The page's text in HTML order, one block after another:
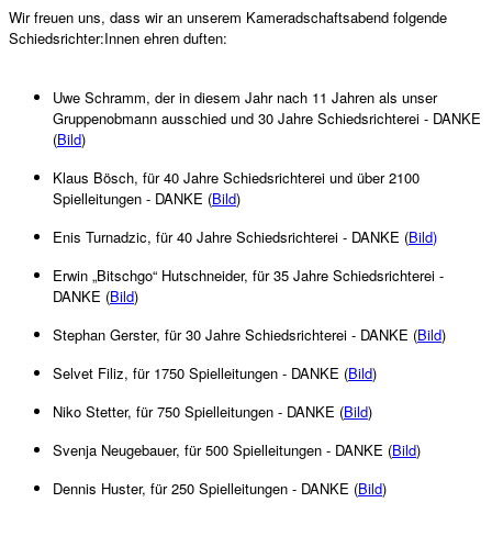
Wir freuen uns, dass wir an unserem Kameradschaftsabend folgende
Schiedsrichter:Innen ehren duften:
Uwe Schramm, der in diesem Jahr nach 11 Jahren als unser
Gruppenobmann ausschied und 30 Jahre Schiedsrichterei - DANKE
(Bild)
Klaus Bösch, für 40 Jahre Schiedsrichterei und über 2100
Spielleitungen - DANKE (Bild)
Enis Turnadzic, für 40 Jahre Schiedsrichterei - DANKE (Bild)
Erwin „Bitschgo“ Hutschneider, für 35 Jahre Schiedsrichterei -
DANKE (Bild)
Stephan Gerster, für 30 Jahre Schiedsrichterei - DANKE (Bild)
Selvet Filiz, für 1750 Spielleitungen - DANKE (Bild)
Niko Stetter, für 750 Spielleitungen - DANKE (Bild)
Svenja Neugebauer, für 500 Spielleitungen - DANKE (Bild)
Dennis Huster, für 250 Spielleitungen - DANKE (Bild)